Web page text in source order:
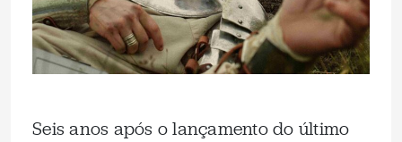
Seis anos após o lançamento do último